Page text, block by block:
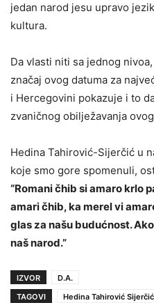
jedan narod jesu upravo
kultura.
Da vlasti niti sa jednog
značaj ovog datuma za
i Hercegovini pokazuje i to
zvaničnog obilježavanja
Hedina Tahirović-Sijerčić u
koje smo gore spomenuli,
“Romani čhib si amaro krlo
amari čhib, ka merel vi
glas za našu budućnost.
naš narod.”
IZVOR
D.A.
TAGOVI
Hedina Tahirović Sijerčić